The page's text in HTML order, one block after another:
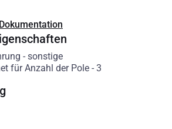
- sonstige
für Anzahl der Pole- 3